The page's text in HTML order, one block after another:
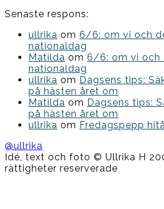
Senaste respons:
ullrika om 6/6: om vi och
nationaldag
Matilda om 6/6: om vi och
nationaldag
ullrika om Dagsens tips:
på hästen året om
Matilda om Dagsens tips:
på hästen året om
ullrika om Fredagspepp
@ullrika
Idé, text och foto © Ullrika H
rättigheter reserverade